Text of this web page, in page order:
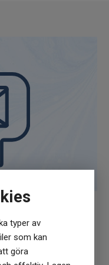
typer av
som kan
göra
för vårt
vid 1